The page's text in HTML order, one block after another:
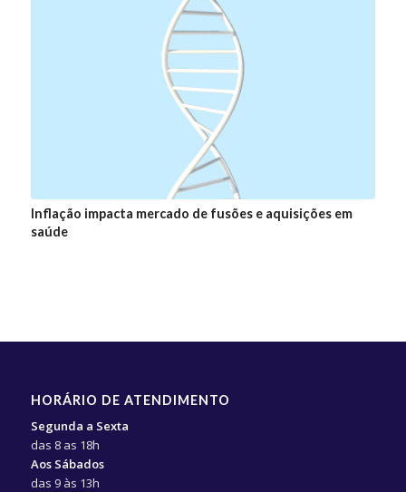
Inflação impacta mercado de fusões e aquisições em
saúde
HORÁRIO DE ATENDIMENTO
Segunda a Sexta
das 8 as 18h
Aos Sábados
das 9 às 13h